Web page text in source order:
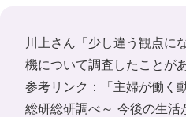
川上さん「少し違う観点に
機について調査したことが
参考リンク：
「主婦が働く
総研総研調べ～ 今後の生